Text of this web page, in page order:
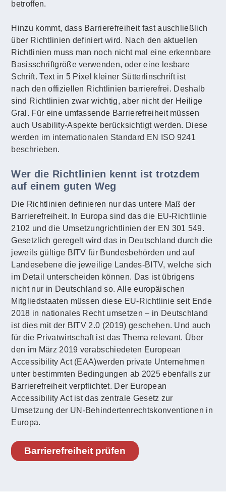
betroffen.
Hinzu kommt, dass Barrierefreiheit fast auschließlich
über Richtlinien definiert wird. Nach den aktuellen
Richtlinien muss man noch nicht mal eine erkennbare
Basisschriftgröße verwenden, oder eine lesbare
Schrift. Text in 5 Pixel kleiner Sütterlinschrift ist
nach den offiziellen Richtlinien barrierefrei. Deshalb
sind Richtlinien zwar wichtig, aber nicht der Heilige
Gral. Für eine umfassende Barrierefreiheit müssen
auch Usability-Aspekte berücksichtigt werden. Diese
werden im internationalen Standard EN ISO 9241
beschrieben.
Wer die Richtlinien kennt ist trotzdem
auf einem guten Weg
Die Richtlinien definieren nur das untere Maß der
Barrierefreiheit. In Europa sind das die EU-Richtlinie
2102 und die Umsetzungrichtlinien der EN 301 549.
Gesetzlich geregelt wird das in Deutschland durch die
jeweils gültige BITV für Bundesbehörden und auf
Landesebene die jeweilige Landes-BITV, welche sich
im Detail unterscheiden können. Das ist übrigens
nicht nur in Deutschland so. Alle europäischen
Mitgliedstaaten müssen diese EU-Richtlinie seit Ende
2018 in nationales Recht umsetzen – in Deutschland
ist dies mit der BITV 2.0 (2019) geschehen. Und auch
für die Privatwirtschaft ist das Thema relevant. Über
den im März 2019 verabschiedeten European
Accessibility Act (EAA)werden private Unternehmen
unter bestimmten Bedingungen ab 2025 ebenfalls zur
Barrierefreiheit verpflichtet. Der European
Accessibility Act ist das zentrale Gesetz zur
Umsetzung der UN-Behindertenrechtskonventionen in
Europa.
Barrierefreiheit prüfen